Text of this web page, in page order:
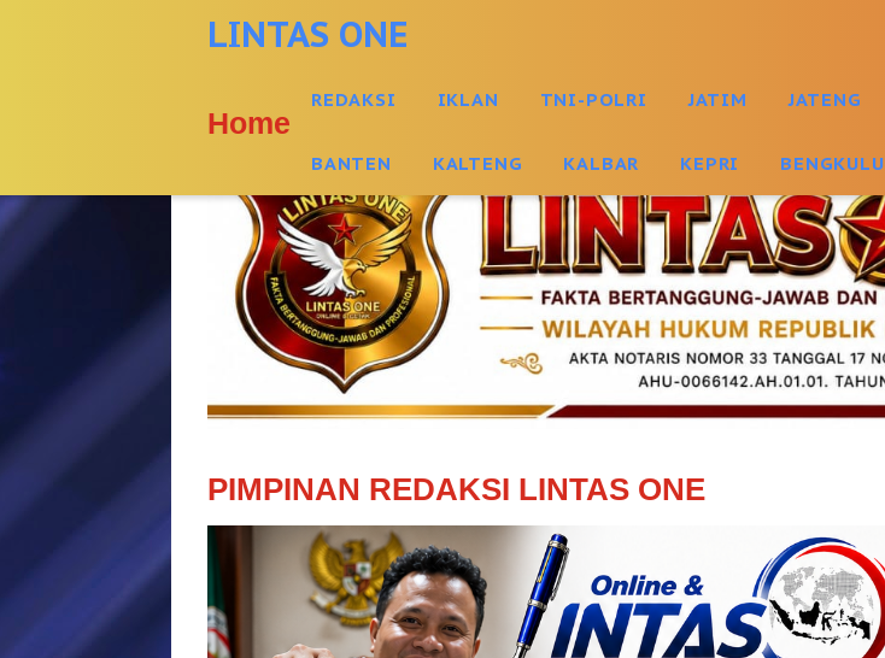
LINTAS ONE
Home
REDAKSI IKLAN TNI-POLRI JATIM JATENG
BANTEN KALTENG KALBAR KEPRI BENGKULU
PIMPINAN REDAKSI LINTAS ONE